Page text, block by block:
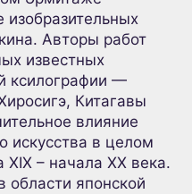
изобразительных
Авторы работ
известных
ксилографии —
Китагавы
влияние
искусства в целом
XIX – начала XX века.
японской